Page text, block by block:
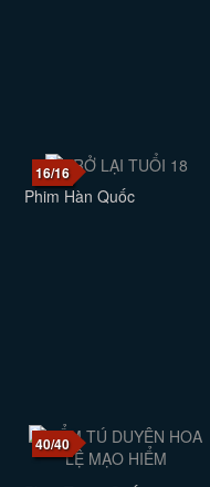
16/16
Phim Hàn Quốc
40/40